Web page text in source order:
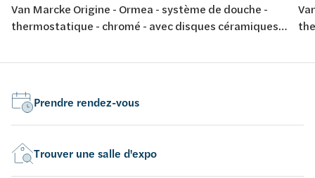
Van Marcke Origine - Ormea - système de douche -
thermostatique - chromé - avec disques céramiques -
calcaire - 38° safety stop - 11l/min - ACS - Belgaqua
Prendre rendez-vous
Trouver une salle d'expo